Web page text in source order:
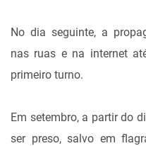
No dia seguinte, a
nas ruas e na internet
primeiro turno.
Em setembro, a partir do
ser preso, salvo em